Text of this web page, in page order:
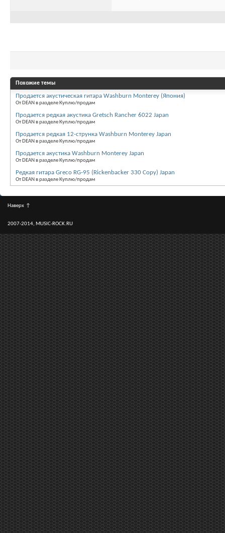
Похожие темы
Продается акустическая гитара Washburn Monterey (Япония)
От DEAN в разделе Куплю/продам
Продается редкая акустика Gretsch Rancher 6022 Japan
От DEAN в разделе Куплю/продам
Продается редкая 12-струнка Washburn Monterey Japan
От DEAN в разделе Куплю/продам
Продается акустика Washburn Monterey Japan
От DEAN в разделе Куплю/продам
Редкая гитара Greco RG-95 (Rickenbacker 330 Copy) Japan
От DEAN в разделе Куплю/продам
Наверх ↑
2007-2014, MUSIC-ROCK.RU